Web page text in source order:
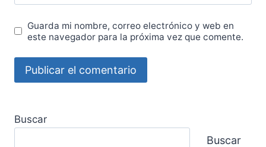
Guarda mi nombre, correo electrónico y web en
este navegador para la próxima vez que comente.
Buscar
Buscar